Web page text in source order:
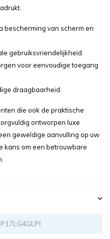
bescherming van scherm en
gebruiksvriendelijkheid.
voor eenvoudige toegang
draagbaarheid.
die ook de praktische
ontworpen luxe
geweldige aanvulling op uw
kans om een betrouwbare